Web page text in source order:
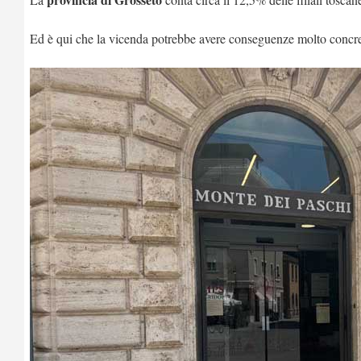
Ed è qui che la vicenda potrebbe avere conseguenze molto